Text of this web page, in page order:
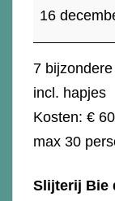
Whisky
16
7 bijzondere
incl. hapjes
Kosten: €
max 30
Slijterij Bie